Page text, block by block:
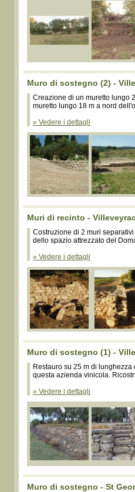
Muro di sostegno (2) -
Creazione di un muretto lungo
muretto lungo 18 m a nord
» Vedere i dettagli
Muri di recinto -
Costruzione di 2 muri
dello spazio attrezzato del
» Vedere i dettagli
Muro di sostegno (1) -
Restauro su 25 m di
questa azienda vinicola.
» Vedere i dettagli
Muro di sostegno - St